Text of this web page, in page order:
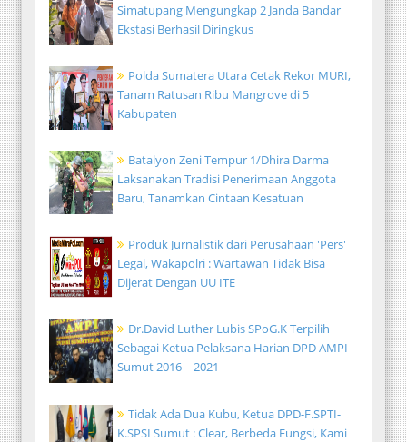
Simatupang Mengungkap 2 Janda Bandar
Ekstasi Berhasil Diringkus
Polda Sumatera Utara Cetak Rekor MURI,
Tanam Ratusan Ribu Mangrove di 5
Kabupaten
Batalyon Zeni Tempur 1/Dhira Darma
Laksanakan Tradisi Penerimaan Anggota
Baru, Tanamkan Cintaan Kesatuan
Produk Jurnalistik dari Perusahaan 'Pers'
Legal, Wakapolri : Wartawan Tidak Bisa
Dijerat Dengan UU ITE
Dr.David Luther Lubis SPoG.K Terpilih
Sebagai Ketua Pelaksana Harian DPD AMPI
Sumut 2016 – 2021
Tidak Ada Dua Kubu, Ketua DPD-F.SPTI-
K.SPSI Sumut : Clear, Berbeda Fungsi, Kami